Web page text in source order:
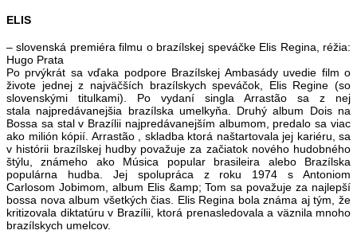
ELIS
– slovenská premiéra filmu o brazílskej speváčke Elis Regina, réžia:
Hugo Prata
Po prvýkrát sa vďaka podpore Brazílskej Ambasády uvedie film o
živote jednej z najväčších brazílskych speváčok, Elis Regine (so
slovenskými titulkami). Po vydaní singla Arrastão sa z nej
stala najpredávanejšia brazílska umelkyňa. Druhý album Dois na
Bossa sa stal v Brazílii najpredávanejším albumom, predalo sa viac
ako milión kópií. Arrastão , skladba ktorá naštartovala jej kariéru, sa
v histórii brazílskej hudby považuje za začiatok nového hudobného
štýlu, známeho ako Música popular brasileira alebo Brazílska
populárna hudba. Jej spolupráca z roku 1974 s Antoniom
Carlosom Jobimom, album Elis &amp; Tom sa považuje za najlepší
bossa nova album všetkých čias. Elis Regina bola známa aj tým, že
kritizovala diktatúru v Brazílii, ktorá prenasledovala a väznila mnoho
brazílskych umelcov.